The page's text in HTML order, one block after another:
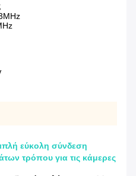
εύκολη σύνδεση
τρόπου για τις κάμερες